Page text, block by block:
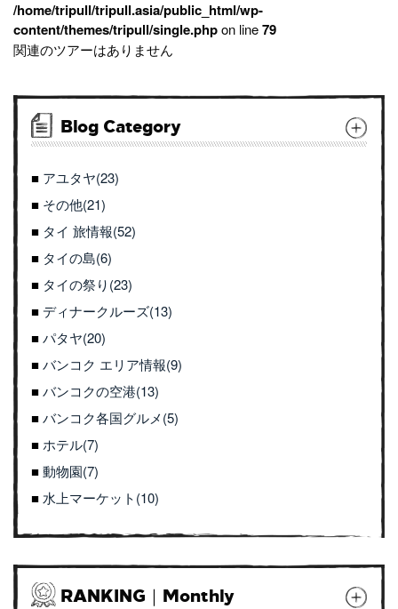
/home/tripull/tripull.asia/public_html/wp-
content/themes/tripull/single.phpon line79
関連のツアーはありません
Blog Category
アユタヤ(23)
その他(21)
タイ 旅情報(52)
タイの島(6)
タイの祭り(23)
ディナークルーズ(13)
パタヤ(20)
バンコク エリア情報(9)
バンコクの空港(13)
バンコク各国グルメ(5)
ホテル(7)
動物園(7)
水上マーケット(10)
RANKING｜Monthly